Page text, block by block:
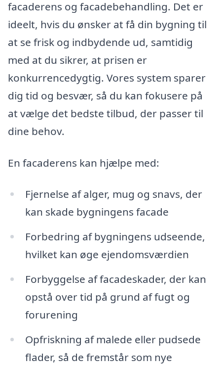
facaderens og facadebehandling. Det er
ideelt, hvis du ønsker at få din bygning til
at se frisk og indbydende ud, samtidig
med at du sikrer, at prisen er
konkurrencedygtig. Vores system sparer
dig tid og besvær, så du kan fokusere på
at vælge det bedste tilbud, der passer til
dine behov.
En facaderens kan hjælpe med:
Fjernelse af alger, mug og snavs, der
kan skade bygningens facade
Forbedring af bygningens udseende,
hvilket kan øge ejendomsværdien
Forbyggelse af facadeskader, der kan
opstå over tid på grund af fugt og
forurening
Opfriskning af malede eller pudsede
flader, så de fremstår som nye